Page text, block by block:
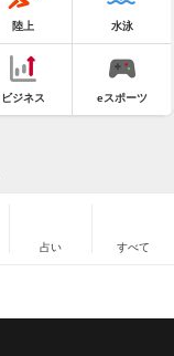
陸上 水泳
ビジネス eスポーツ
占い すべて